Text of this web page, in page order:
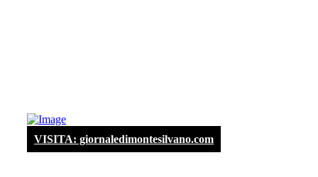
VISITA: giornaledimontesilvano.com